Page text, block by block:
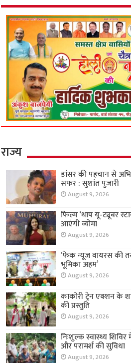
राज्य
डांसर की पहचान से
सफर : सुशांत पुजारी
August 9, 2026
फिल्म ‘थाप यू-ट्यूबर
आएंगी व्योमा
August 9, 2026
‘फेक न्यूज वायरस की
भूमिका अहम’
August 9, 2026
काकोरी ट्रेन एक्शन के
की प्रस्तुति
August 9, 2026
निःशुल्क स्वास्थ्य
और परामर्श की सुविधा
August 9, 2026